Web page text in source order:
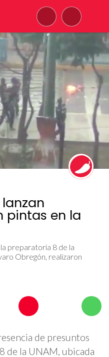
pintas en la
preparatoria 8 de la
Obregón, realizaron
de presuntos
de la UNAM, ubicada